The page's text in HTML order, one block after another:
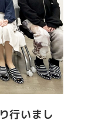
行いまし